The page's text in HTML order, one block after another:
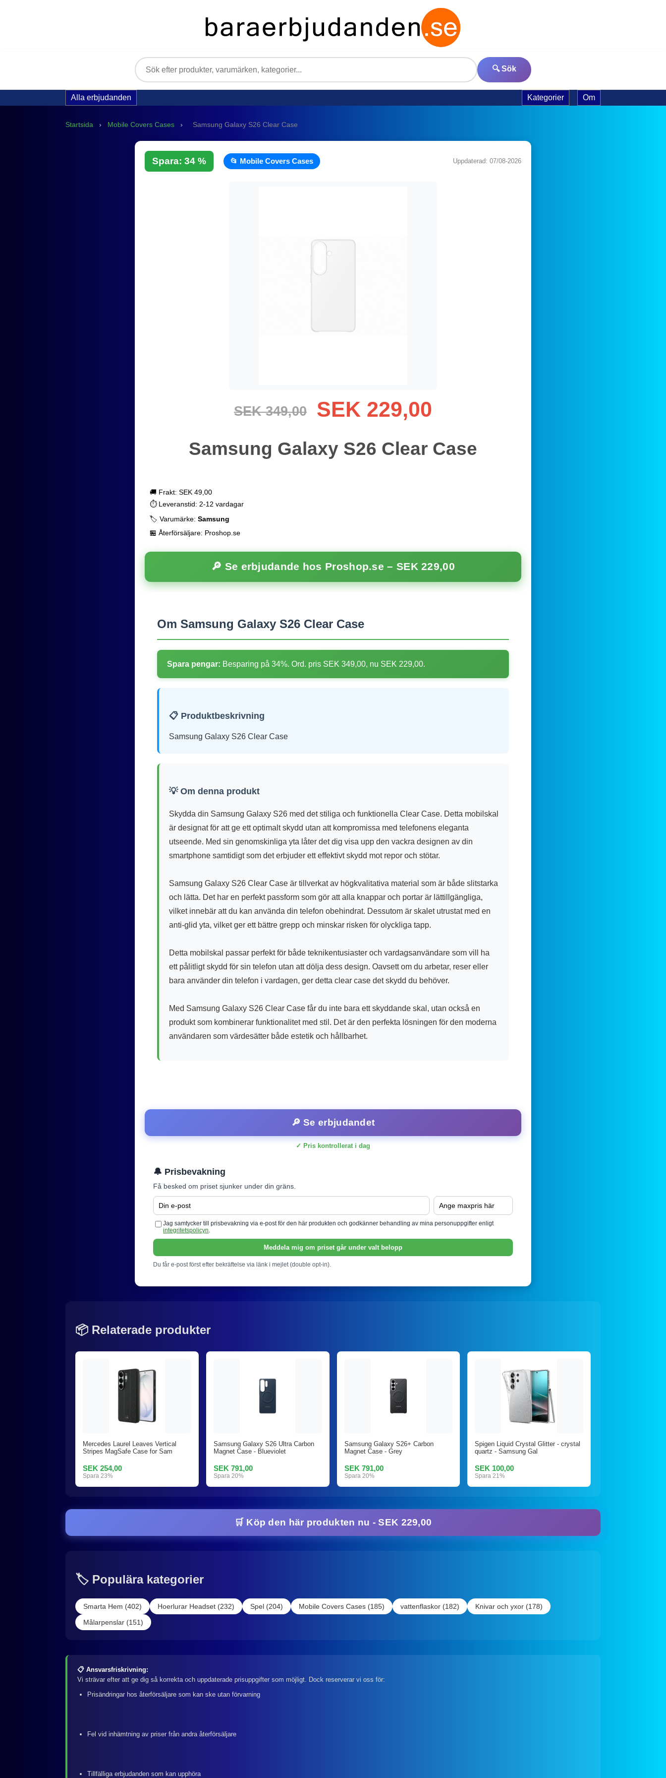
🔍 Sök
Alla erbjudanden Kategorier Om
Startsida › Mobile Covers Cases › Samsung Galaxy S26 Clear Case
Spara: 34 % 📂 Mobile Covers Cases Uppdaterad: 07/08-2026
SEK 349,00 SEK 229,00
Samsung Galaxy S26 Clear Case
🚚 Frakt: SEK 49,00
⏱️ Leveranstid: 2-12 vardagar
🏷️ Varumärke: Samsung
🏪 Återförsäljare: Proshop.se
🔎 Se erbjudande hos Proshop.se – SEK 229,00
Om Samsung Galaxy S26 Clear Case
Spara pengar: Besparing på 34%. Ord. pris SEK 349,00, nu SEK 229,00.
📋 Produktbeskrivning
Samsung Galaxy S26 Clear Case
💡 Om denna produkt
Skydda din Samsung Galaxy S26 med det stiliga och funktionella Clear Case. Detta mobilskal
är designat för att ge ett optimalt skydd utan att kompromissa med telefonens eleganta
utseende. Med sin genomskinliga yta låter det dig visa upp den vackra designen av din
smartphone samtidigt som det erbjuder ett effektivt skydd mot repor och stötar.
Samsung Galaxy S26 Clear Case är tillverkat av högkvalitativa material som är både slitstarka
och lätta. Det har en perfekt passform som gör att alla knappar och portar är lättillgängliga,
vilket innebär att du kan använda din telefon obehindrat. Dessutom är skalet utrustat med en
anti-glid yta, vilket ger ett bättre grepp och minskar risken för olyckliga tapp.
Detta mobilskal passar perfekt för både teknikentusiaster och vardagsanvändare som vill ha
ett pålitligt skydd för sin telefon utan att dölja dess design. Oavsett om du arbetar, reser eller
bara använder din telefon i vardagen, ger detta clear case det skydd du behöver.
Med Samsung Galaxy S26 Clear Case får du inte bara ett skyddande skal, utan också en
produkt som kombinerar funktionalitet med stil. Det är den perfekta lösningen för den moderna
användaren som värdesätter både estetik och hållbarhet.
🔎 Se erbjudandet
✓ Pris kontrollerat i dag
🔔 Prisbevakning
Få besked om priset sjunker under din gräns.
Jag samtycker till prisbevakning via e-post för den här produkten och godkänner behandling av mina personuppgifter enligt
integritetspolicyn.
Meddela mig om priset går under valt belopp
Du får e-post först efter bekräftelse via länk i mejlet (double opt-in).
📦 Relaterade produkter
Mercedes Laurel Leaves Vertical
Stripes MagSafe Case for Sam
SEK 254,00
Spara 23%
Samsung Galaxy S26 Ultra Carbon
Magnet Case - Blueviolet
SEK 791,00
Spara 20%
Samsung Galaxy S26+ Carbon
Magnet Case - Grey
SEK 791,00
Spara 20%
Spigen Liquid Crystal Glitter - crystal
quartz - Samsung Gal
SEK 100,00
Spara 21%
🛒 Köp den här produkten nu - SEK 229,00
🏷️ Populära kategorier
Smarta Hem (402) Hoerlurar Headset (232) Spel (204) Mobile Covers Cases (185) vattenflaskor (182)
Knivar och yxor (178)
Målarpenslar (151)
📋 Ansvarsfriskrivning:
Vi strävar efter att ge dig så korrekta och uppdaterade prisuppgifter som möjligt. Dock reserverar vi oss för:
Prisändringar hos återförsäljare som kan ske utan förvarning
Fel vid inhämtning av priser från andra återförsäljare
Tillfälliga erbjudanden som kan upphöra